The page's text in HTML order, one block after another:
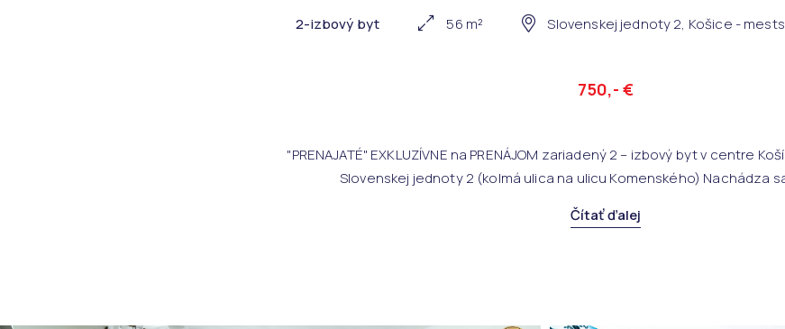
2-izbový byt 56 m² Slovenskej jednoty 2, Košice -
750,- €
"PRENAJATÉ" EXKLUZÍVNE na PRENÁJOM zariadený 2 – izbový byt v centre
Slovenskej jednoty 2 (kolmá ulica na ulicu Komenského) Nachádza
Čítať ďalej